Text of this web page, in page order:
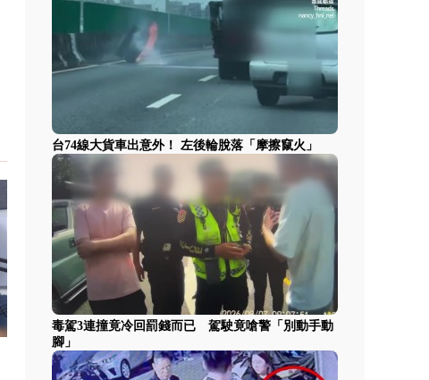
台74線大貨車出意外！ 左後輪脫落「摩擦竄火」
毒駕3連撞竟冷回罰錢而已 駕駛竟嗆警「別動手動
腳」